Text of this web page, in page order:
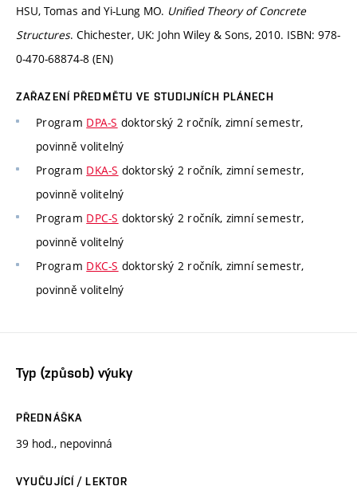
HSU, Tomas and Yi-Lung MO. Unified Theory of Concrete
Structures. Chichester, UK: John Wiley & Sons, 2010. ISBN: 978-
0-470-68874-8 (EN)
ZAŘAZENÍ PŘEDMĚTU VE STUDIJNÍCH PLÁNECH
Program DPA-S doktorský 2 ročník, zimní semestr,
povinně volitelný
Program DKA-S doktorský 2 ročník, zimní semestr,
povinně volitelný
Program DPC-S doktorský 2 ročník, zimní semestr,
povinně volitelný
Program DKC-S doktorský 2 ročník, zimní semestr,
povinně volitelný
Typ (způsob) výuky
PŘEDNÁŠKA
39 hod., nepovinná
VYUČUJÍCÍ / LEKTOR